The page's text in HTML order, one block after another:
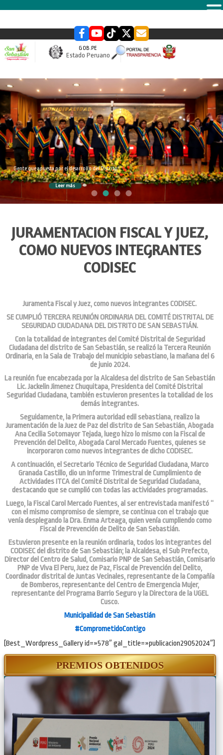
GOB.PE
Estado Peruano
slider
Gente que apuesta por el desarrollo del Distrito
Leer más
JURAMENTACION FISCAL Y JUEZ,
COMO NUEVOS INTEGRANTES
CODISEC
Juramenta Fiscal y Juez, como nuevos integrantes CODISEC.
SE CUMPLIÓ TERCERA REUNIÓN ORDINARIA DEL COMITÉ DISTRITAL DE
SEGURIDAD CIUDADANA DEL DISTRITO DE SAN SEBASTIÁN.
Con la totalidad de integrantes del Comité Distrital de Seguridad
Ciudadana del distrito de San Sebastián, se realizó la Tercera Reunión
Ordinaria, en la Sala de Trabajo del municipio sebastiano, la mañana del 6
de junio 2024.
La reunión fue encabezada por la Alcaldesa del distrito de San Sebastián
Lic. Jackelin Jimenez Chuquitapa, Presidenta del Comité Distrital
Seguridad Ciudadana, también estuvieron presentes la totalidad de los
demás integrantes.
Seguidamente, la Primera autoridad edil sebastiana, realizo la
Juramentación de la Juez de Paz del distrito de San Sebastián, Abogada
Ana Cecilia Sotomayor Tejada, luego hizo lo mismo con la Fiscal de
Prevención del Delito, Abogada Carol Mercado Fuentes, quienes se
incorporaron como nuevos integrantes de dicho CODISEC.
A continuación, el Secretario Técnico de Seguridad Ciudadana, Marco
Granada Castillo, dio un Informe Trimestral de Cumplimiento de
Actividades ITCA del Comité Distrital de Seguridad Ciudadana,
destacando que se cumplió con todas las actividades programadas.
Luego, la Fiscal Carol Mercado Fuentes, al ser entrevistada manifestó “
con el mismo compromiso de siempre, se continua con el trabajo que
venía desplegando la Dra. Enma Arteaga, quien venía cumpliendo como
Fiscal de Prevención de Delito de San Sebastián.
Estuvieron presente en la reunión ordinaria, todos los integrantes del
CODISEC del distrito de San Sebastián; la Alcaldesa, el Sub Prefecto,
Director del Centro de Salud, Comisario PNP de San Sebastián, Comisario
PNP de Viva El Peru, Juez de Paz, Fiscal de Prevención del Delito,
Coordinador distrital de Juntas Vecinales, representante de la Compañía
de Bomberos, representante del Centro de Emergencia Mujer,
representante del Programa Barrio Seguro y la Directora de la UGEL
Cusco.
Municipalidad de San Sebastián
#ComprometidoContigo
[Best_Wordpress_Gallery id=»578″ gal_title=»publicacion29052024″]
PREMIOS OBTENIDOS